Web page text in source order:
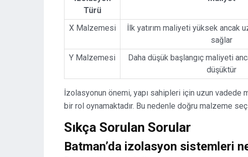
Türü
X Malzemesi
İlk yatırım maliyeti yüksek ancak
sağlar
Y Malzemesi
Daha düşük başlangıç maliyeti
düşüktür
İzolasyonun önemi, yapı sahipleri için uzun vadede
bir rol oynamaktadır. Bu nedenle doğru malzeme
Sıkça Sorulan Sorular
Batman’da izolasyon sistemleri